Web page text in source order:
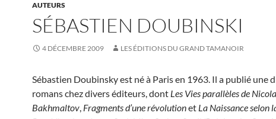
AUTEURS
SÉBASTIEN DOUBINSKI
4 DÉCEMBRE 2009 LES ÉDITIONS DU GRAND TAMANOIR
Sébastien Doubinsky est né à Paris en 1963. Il a publié une
romans chez divers éditeurs, dont Les Vies parallèles de
Bakhmaltov, Fragments d’une révolutionet La Naissance selon